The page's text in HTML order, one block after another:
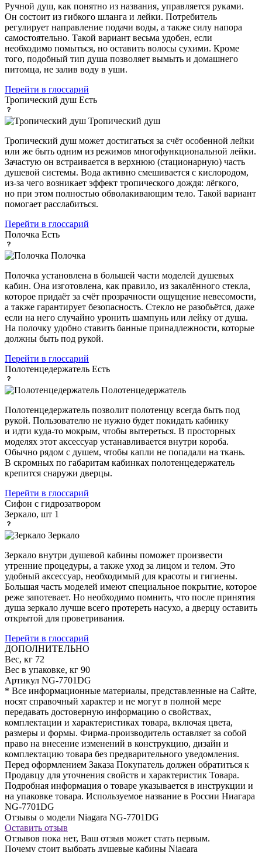
Ручной душ, как понятно из названия, управляется руками.
Он состоит из гибкого шланга и лейки. Потребитель
регулирует направление подачи воды, а также силу напора
самостоятельно. Такой вариант весьма удобен, если
необходимо помыться, но оставить волосы сухими. Кроме
того, подобный тип душа позволяет вымыть и домашнего
питомца, не залив воду в уши.
Перейти в глоссарий
Тропический душ Есть
Тропический душ
Тропический душ может достигаться за счёт особенной лейки
или же быть одним из режимов многофункциональной лейки.
Зачастую он встраивается в верхнюю (стационарную) часть
душевой системы. Вода активно смешивается с кислородом,
из-за чего возникает эффект тропического дождя: лёгкого,
но при этом полностью обволакивающим тело. Такой вариант
помогает расслабиться.
Перейти в глоссарий
Полочка Есть
Полочка
Полочка установлена в большей части моделей душевых
кабин. Она изготовлена, как правило, из закалённого стекла,
которое придаёт за счёт прозрачности ощущение невесомости,
а также гарантирует безопасность. Стекло не разобьётся, даже
если на него случайно уронить шампунь или лейку от душа.
На полочку удобно ставить банные принадлежности, которые
должны быть под рукой.
Перейти в глоссарий
Полотенцедержатель Есть
Полотенцедержатель
Полотенцедержатель позволит полотенцу всегда быть под
рукой. Пользователю не нужно будет покидать кабинку
и идти куда-то мокрым, чтобы вытереться. В просторных
моделях этот аксессуар устанавливается внутри короба.
Обычно рядом с душем, чтобы капли не попадали на ткань.
В скромных по габаритам кабинках полотенцедержатель
крепится снаружи дверцы.
Перейти в глоссарий
Сифон с гидрозатвором
Зеркало, шт 1
Зеркало
Зеркало внутри душевой кабины поможет произвести
утренние процедуры, а также уход за лицом и телом. Это
удобный аксессуар, необходимый для красоты и гигиены.
Большая часть моделей имеют специальное покрытие, которое
реже запотевает. Но необходимо помнить, что после принятия
душа зеркало лучше всего протереть насухо, а дверцу оставить
открытой для проветривания.
Перейти в глоссарий
ДОПОЛНИТЕЛЬНО
Вес, кг 72
Вес в упаковке, кг 90
Артикул NG-7701DG
* Все информационные материалы, представленные на Сайте,
носят справочный характер и не могут в полной мере
передавать достоверную информацию о свойствах,
комплектации и характеристиках товара, включая цвета,
размеры и формы. Фирма-производитель оставляет за собой
право на внесение изменений в конструкцию, дизайн и
комплектацию товара без предварительного уведомления.
Перед оформлением Заказа Покупатель должен обратиться к
Продавцу для уточнения свойств и характеристик Товара.
Подробная информация о товаре указывается в инструкции и
на упаковке товара. Используемое название в России Ниагара
NG-7701DG
Отзывы о модели Niagara NG-7701DG
Оставить отзыв
Отзывов пока нет, Ваш отзыв может стать первым.
Почему стоит выбрать душевые кабины Niagara